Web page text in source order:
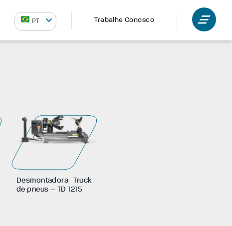
PT Trabalhe Conosco
Desmontadora Truck
de pneus – TD 1215